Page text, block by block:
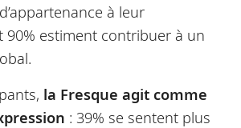
à leur
90% estiment contribuer à un
la Fresque agit comme
: 39% se sentent plus